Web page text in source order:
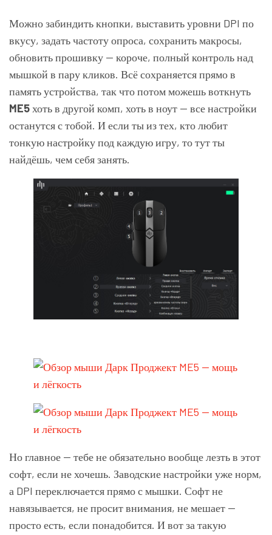
Можно забиндить кнопки, выставить уровни DPI по
вкусу, задать частоту опроса, сохранить макросы,
обновить прошивку — короче, полный контроль над
мышкой в пару кликов. Всё сохраняется прямо в
память устройства, так что потом можешь воткнуть
ME5хоть в другой комп, хоть в ноут — все настройки
останутся с тобой. И если ты из тех, кто любит
тонкую настройку под каждую игру, то тут ты
найдёшь, чем себя занять.
Но главное — тебе не обязательно вообще лезть в этот
софт, если не хочешь. Заводские настройки уже норм,
а DPI переключается прямо с мышки. Софт не
навязывается, не просит внимания, не мешает —
просто есть, если понадобится. И вот за такую